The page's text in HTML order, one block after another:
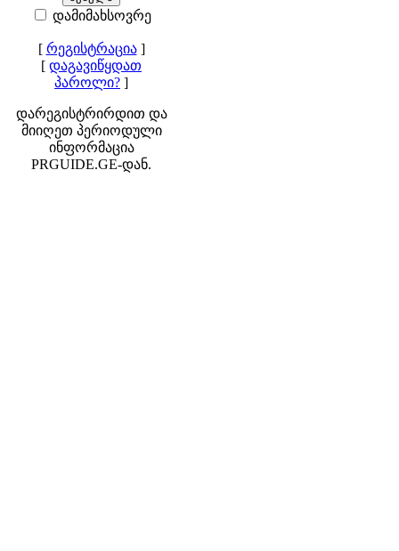
დამიმახსოვრე
[ რეგისტრაცია]
[ დაგავიწყდათ
პაროლი? ]
დარეგისტრირდით და
მიიღეთ პერიოდული
ინფორმაცია
PRGUIDE.GE-დან.